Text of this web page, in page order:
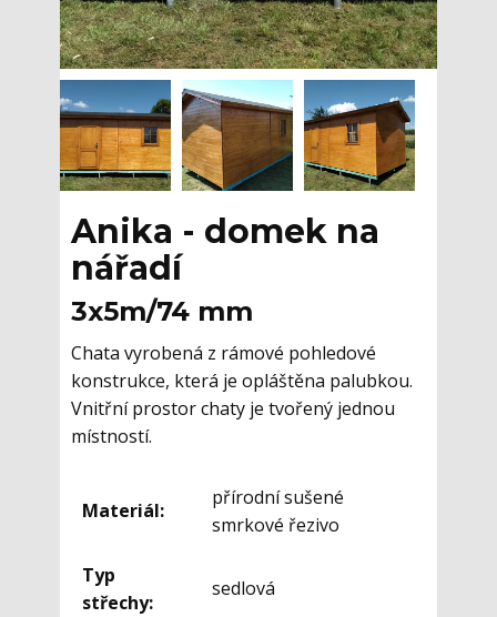
Anika - domek na
nářadí
3x5m/74 mm
Chata vyrobená z rámové pohledové
konstrukce, která je opláštěna palubkou.
Vnitřní prostor chaty je tvořený jednou
místností.
Materiál:
přírodní sušené
smrkové řezivo
Typ
střechy:
sedlová